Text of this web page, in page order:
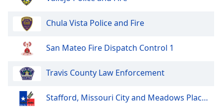
Family
Reset
Chula Vista Police and Fire
San Mateo Fire Dispatch Control 1
Travis County Law Enforcement
Stafford, Missouri City and Meadows Place Police and Fire